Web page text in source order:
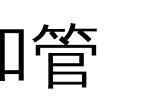
管